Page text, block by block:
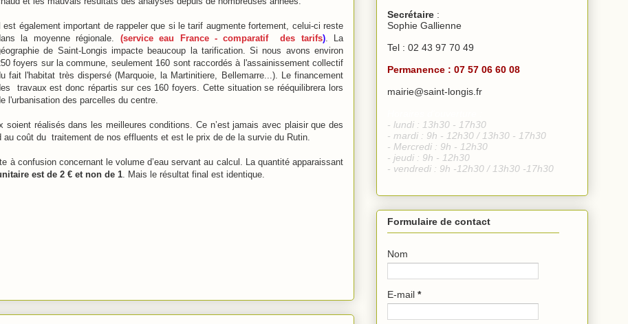
est également important de rappeler que si le tarif augmente fortement, celui-ci reste
la moyenne régionale.
(service eau France - comparatif des tarifs). La
de Saint-Longis impacte beaucoup la tarification. Si nous avons environ
foyers sur la commune, seulement 160 sont raccordés à l'assainissement collectif
fait l'habitat très dispersé (Marquoie, la Martinitiere, Bellemarre...). Le financement
travaux est donc répartis sur ces 160 foyers. Cette situation se rééquilibrera lors
l'urbanisation des parcelles du centre.
réalisés dans les meilleures conditions. Ce n’est jamais avec plaisir que des
au coût du traitement de nos effluents et est le prix de de la survie du Rutin.
à confusion concernant le volume d’eau servant au calcul. La quantité apparaissant
est de 2 € et non de 1 . Mais le résultat final est identique.
Secrétaire :
Sophie Gallienne
Tel : 02 43 97 70 49
Permanence : 07 57 06 60 08
mairie@saint-longis.fr
- lundi : 13h30 - 17h30
- mardi : 9h - 12h30 / 13h30 - 17h30
- Mercredi : 9h - 12h30
- jeudi : 9h - 12h30
- vendredi : 9h -12h30 /13h30 -17h30
Formulaire de contact
Nom
E-mail *